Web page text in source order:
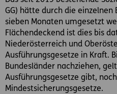
GG) hätte durch die
sieben Monaten umgesetzt
Flächendeckend ist dies bis
Niederösterreich und
Ausführungsgesetze in Kraft.
Bundesländer nachziehen,
Ausführungsgesetze gibt,
Mindestsicherungsgesetze.